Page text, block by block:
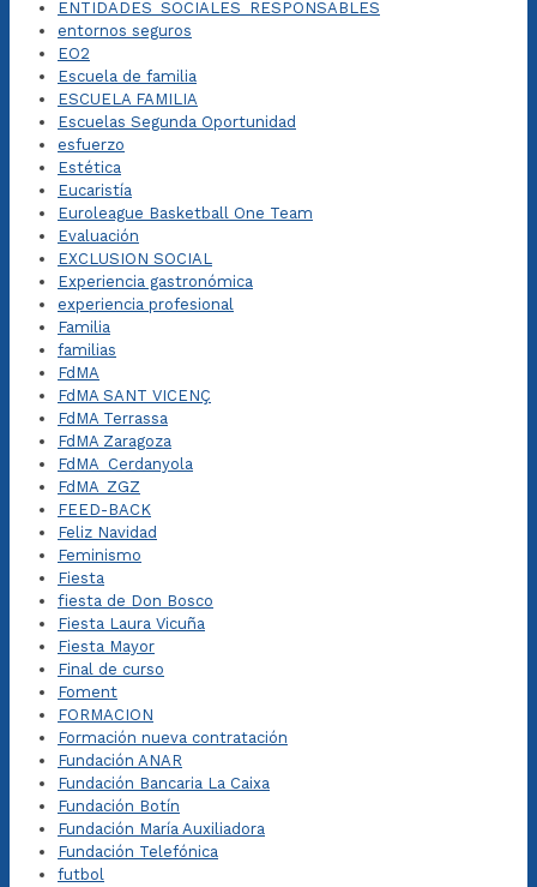
ENTIDADES_SOCIALES_RESPONSABLES
entornos seguros
EO2
Escuela de familia
ESCUELA FAMILIA
Escuelas Segunda Oportunidad
esfuerzo
Estética
Eucaristía
Euroleague Basketball One Team
Evaluación
EXCLUSION SOCIAL
Experiencia gastronómica
experiencia profesional
Familia
familias
FdMA
FdMA SANT VICENÇ
FdMA Terrassa
FdMA Zaragoza
FdMA_Cerdanyola
FdMA_ZGZ
FEED-BACK
Feliz Navidad
Feminismo
Fiesta
fiesta de Don Bosco
Fiesta Laura Vicuña
Fiesta Mayor
Final de curso
Foment
FORMACION
Formación nueva contratación
Fundación ANAR
Fundación Bancaria La Caixa
Fundación Botín
Fundación María Auxiliadora
Fundación Telefónica
futbol